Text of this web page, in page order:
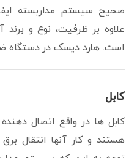
صحیح سیستم مداربسته
علاوه بر ظرفیت، نوع و برند
است. هارد دیسک در دستگاه
کابل
کابل ها در واقع اتصال
هستند و کار آنها انتقال